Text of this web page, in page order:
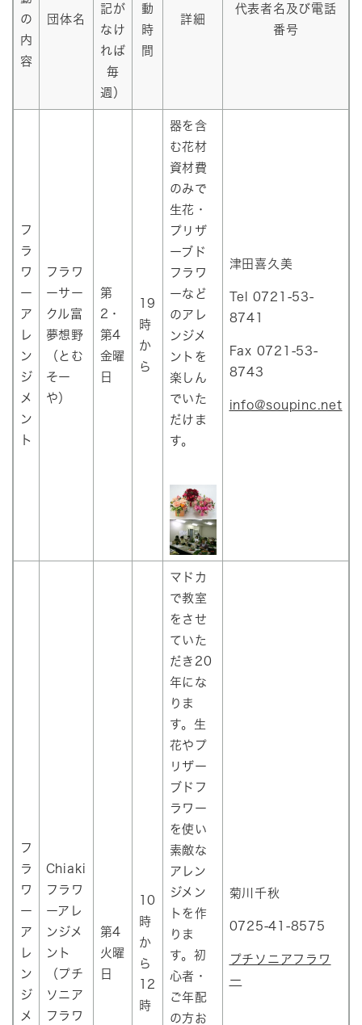
の
内
容
団体名
記が
なけ
れば
毎
週）
動
時
間
詳細
代表者名及び電話
番号
フ
ラ
ワ
ー
ア
レ
ン
ジ
メ
ン
ト
フラワ
ーサー
クル富
夢想野
（とむ
そー
や）
第
2・
第4
金曜
日
19
時
か
ら
器を含
む花材
資材費
のみで
生花・
プリザ
ーブド
フラワ
ーなど
のアレ
ンジメ
ントを
楽しん
でいた
だけま
す。
津田喜久美
Tel 0721-53-
8741
Fax 0721-53-
8743
info@soupinc.net
フ
ラ
ワ
ー
ア
レ
ン
ジ
メ
Chiaki
フラワ
ーアレ
ンジメ
ント
（プチ
ソニア
フラワ
第4
火曜
日
10
時
か
ら
12
時
マドカ
で教室
をさせ
ていた
だき20
年にな
りま
す。生
花やプ
リザー
ブドフ
ラワー
を使い
素敵な
アレン
ジメン
トを作
りま
す。初
心者・
ご年配
の方お
菊川千秋
0725-41-8575
プチソニアフラワ
ー